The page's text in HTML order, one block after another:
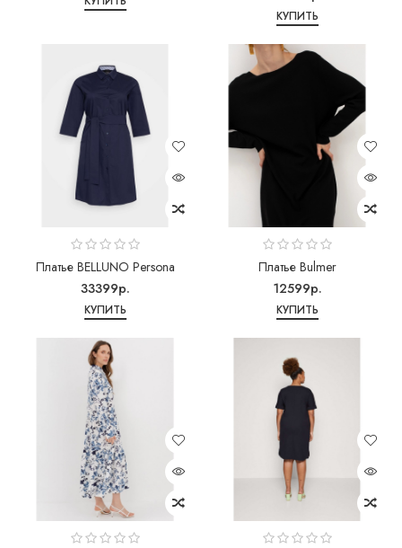
КУПИТЬ
Платье BELLUNO Persona
33399р.
КУПИТЬ
Платье Bulmer
12599р.
КУПИТЬ